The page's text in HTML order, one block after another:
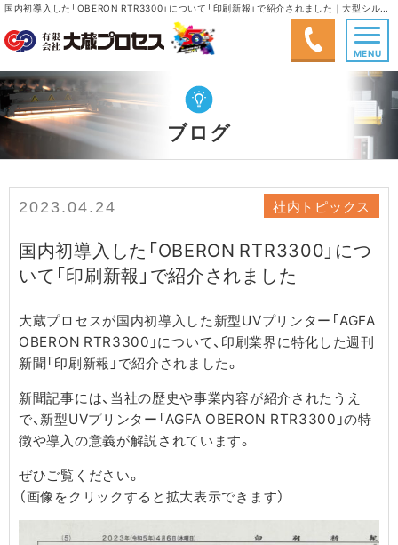
国内初導入した「OBERON RTR3300」について「印刷新報」で紹介されました｜大型シルクスクリーン印刷、大型インクジェット出力、塗画(手書き)｜有限会社大蔵プロセス
MENU
ブログ
2023.04.24 社内トピックス
国内初導入した「OBERON RTR3300」につ
いて「印刷新報」で紹介されました
大蔵プロセスが国内初導入した新型UVプリンター「AGFA
OBERON RTR3300」について、印刷業界に特化した週刊
新聞「印刷新報」で紹介されました。
新聞記事には、当社の歴史や事業内容が紹介されたうえ
で、新型UVプリンター「AGFA OBERON RTR3300」の特
徴や導入の意義が解説されています。
ぜひご覧ください。
（画像をクリックすると拡大表示できます）